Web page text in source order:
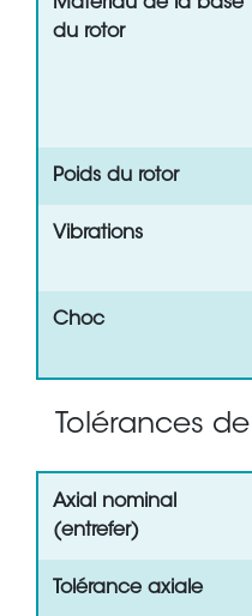
Matériau de la base
du rotor
Poids du rotor
Vibrations
Choc
Tolérances
Axial nominal
(entrefer)
Tolérance axiale